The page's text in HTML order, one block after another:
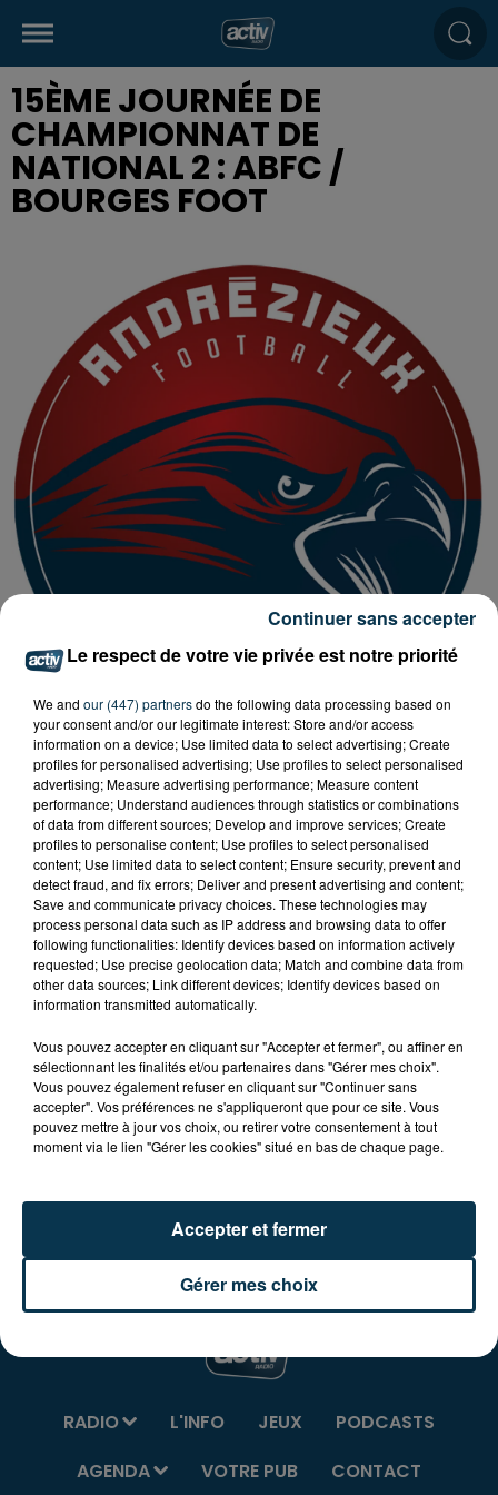
15ÈME JOURNÉE DE
CHAMPIONNAT DE
NATIONAL 2 : ABFC /
BOURGES FOOT
Tarif Payant
15ème journée de championnat de National 2 et pour
l'ABFC !
Rendez-vous le samedi 21 décembre à 17H à l'Envol
Stadium à Andrézieux-Bouthéon pour le match contre
Bourges Foot.
Rejoignez les Faucons de l'ABFC avec un abonnement
2019/2020 à 30 € pour l'ensemble des matchs à
domicile.
Facebook Andrézieux-Bouthéon Football Club
RADIO L'INFO JEUX
PODCASTS
AGENDA
VOTRE PUB CONTACT
Le respect de votre vie privée est notre priorité
We and our (447) partnersdo the following data processing based on
your consent and/or our legitimate interest: Store and/or access
information on a device; Use limited data to select advertising; Create
profiles for personalised advertising; Use profiles to select personalised
advertising; Measure advertising performance; Measure content
performance; Understand audiences through statistics or combinations
of data from different sources; Develop and improve services; Create
profiles to personalise content; Use profiles to select personalised
content; Use limited data to select content; Ensure security, prevent and
detect fraud, and fix errors; Deliver and present advertising and content;
Save and communicate privacy choices. These technologies may
process personal data such as IP address and browsing data to offer
following functionalities: Identify devices based on information actively
requested; Use precise geolocation data; Match and combine data from
other data sources; Link different devices; Identify devices based on
information transmitted automatically.
Vous pouvez accepter en cliquant sur "Accepter et fermer", ou affiner en
sélectionnant les finalités et/ou partenaires dans "Gérer mes choix".
Vous pouvez également refuser en cliquant sur "Continuer sans
accepter". Vos préférences ne s'appliqueront que pour ce site. Vous
pouvez mettre à jour vos choix, ou retirer votre consentement à tout
moment via le lien "Gérer les cookies" situé en bas de chaque page.
Gérer mes choix
Accepter et fermer
Continuer sans accepter